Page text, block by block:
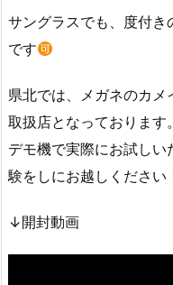
サングラスでも、度付
です
県北では、メガネのカ
取扱店となっております。
デモ機で実際にお試し
験をしにお越しください
↓開封動画